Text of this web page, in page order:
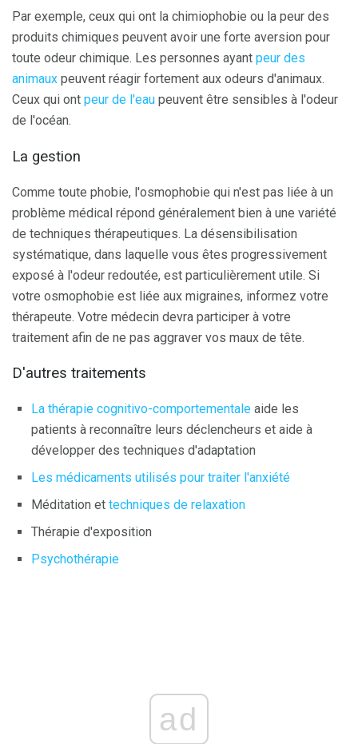
Par exemple, ceux qui ont la chimiophobie ou la peur des
produits chimiques peuvent avoir une forte aversion pour
toute odeur chimique. Les personnes ayant peur des
animaux peuvent réagir fortement aux odeurs d'animaux.
Ceux qui ont peur de l'eau peuvent être sensibles à l'odeur
de l'océan.
La gestion
Comme toute phobie, l'osmophobie qui n'est pas liée à un
problème médical répond généralement bien à une variété
de techniques thérapeutiques. La désensibilisation
systématique, dans laquelle vous êtes progressivement
exposé à l'odeur redoutée, est particulièrement utile. Si
votre osmophobie est liée aux migraines, informez votre
thérapeute. Votre médecin devra participer à votre
traitement afin de ne pas aggraver vos maux de tête.
D'autres traitements
La thérapie cognitivo-comportementale aide les
patients à reconnaître leurs déclencheurs et aide à
développer des techniques d'adaptation
Les médicaments utilisés pour traiter l'anxiété
Méditation et techniques de relaxation
Thérapie d'exposition
Psychothérapie
ad